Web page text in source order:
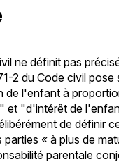
ne définit pas
2 du Code civil
de l'enfant à
et "d'intérêt de
de définir
parties « à plus de
parentale